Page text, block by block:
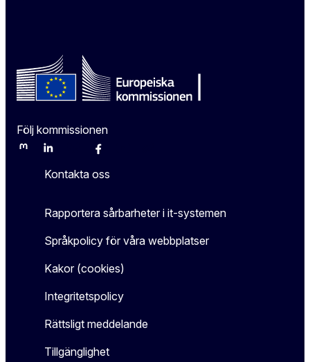
Följ kommissionen
MastodonLinkedInBlueskyFacebook
Kontakta oss
Rapportera sårbarheter i it-systemen
Språkpolicy för våra webbplatser
Kakor (cookies)
Integritetspolicy
Rättsligt meddelande
Tillgänglighet